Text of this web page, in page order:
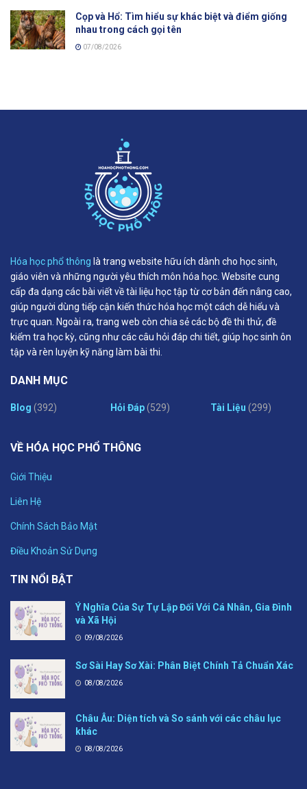
Cọp và Hổ: Tìm hiểu sự khác biệt và điểm giống
nhau trong cách gọi tên
07/08/2026
Hóa học phổ thông là trang website hữu ích dành cho học sinh,
giáo viên và những người yêu thích môn hóa học. Website cung
cấp đa dạng các bài viết về tài liệu học tập từ cơ bản đến nâng cao,
giúp người dùng tiếp cận kiến thức hóa học một cách dễ hiểu và
trực quan. Ngoài ra, trang web còn chia sẻ các bộ đề thi thử, đề
kiểm tra học kỳ, cũng như các câu hỏi đáp chi tiết, giúp học sinh ôn
tập và rèn luyện kỹ năng làm bài thi.
DANH MỤC
Blog (392) Hỏi Đáp(529) Tài Liệu (299)
VỀ HÓA HỌC PHỔ THÔNG
Giới Thiệu
Liên Hệ
Chính Sách Bảo Mật
Điều Khoản Sử Dụng
TIN NỔI BẬT
Ý Nghĩa Của Sự Tự Lập Đối Với Cá Nhân, Gia Đình
và Xã Hội
09/08/2026
Sơ Sài Hay Sơ Xài: Phân Biệt Chính Tả Chuẩn Xác
08/08/2026
Châu Âu: Diện tích và So sánh với các châu lục
khác
08/08/2026